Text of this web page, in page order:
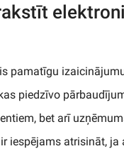
pamatīgu
piedzīvo
bet arī
iespējams atrisināt, ja